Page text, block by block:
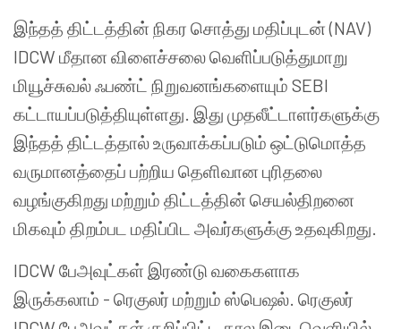
இந்தத் திட்டத்தின் நிகர சொத்து மதிப்புடன் (NAV)
IDCW மீதான விளைச்சலை வெளிப்படுத்துமாறு
மியூச்சுவல் ஃபண்ட் நிறுவனங்களையும் SEBI
கட்டாயப்படுத்தியுள்ளது. இது முதலீட்டாளர்களுக்கு
இந்தத் திட்டத்தால் உருவாக்கப்படும் ஒட்டுமொத்த
வருமானத்தைப் பற்றிய தெளிவான புரிதலை
வழங்குகிறது மற்றும் திட்டத்தின் செயல்திறனை
மிகவும் திறம்பட மதிப்பிட அவர்களுக்கு உதவுகிறது.
IDCW பேஅவுட்கள் இரண்டு வகைகளாக
இருக்கலாம் - ரெகுலர் மற்றும் ஸ்பெஷல். ரெகுலர்